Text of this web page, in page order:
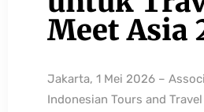
Meet Asia
Jakarta, 1 Mei 2026 –
Indonesian Tours and